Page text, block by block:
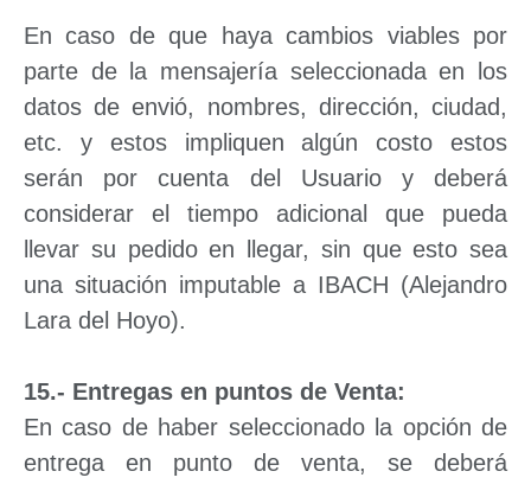
En caso de que haya cambios viables por
parte de la mensajería seleccionada en los
datos de envió, nombres, dirección, ciudad,
etc. y estos impliquen algún costo estos
serán por cuenta del Usuario y deberá
considerar el tiempo adicional que pueda
llevar su pedido en llegar, sin que esto sea
una situación imputable a IBACH (Alejandro
Lara del Hoyo).
15.- Entregas en puntos de Venta:
En caso de haber seleccionado la opción de
entrega en punto de venta, se deberá